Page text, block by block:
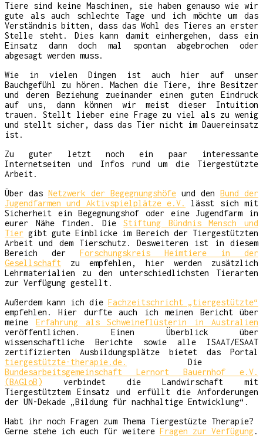
Tiere sind keine Maschinen, sie haben genauso wie wir
gute als auch schlechte Tage und ich möchte um das
Verständnis bitten, dass das Wohl des Tieres an erster
Stelle steht. Dies kann damit einhergehen, dass ein
Einsatz dann doch mal spontan abgebrochen oder
abgesagt werden muss.
Wie in vielen Dingen ist auch hier auf unser
Bauchgefühl zu hören. Machen die Tiere, ihre Besitzer
und deren Beziehung zueinander einen guten Eindruck
auf uns, dann können wir meist dieser Intuition
trauen. Stellt lieber eine Frage zu viel als zu wenig
und stellt sicher, dass das Tier nicht im Dauereinsatz
ist.
Zu guter letzt noch ein paar interessante
Internetseiten und Infos rund um die Tiergestützte
Arbeit.
Über das Netzwerk der Begegnungshöfe und den Bund der
Jugendfarmen und Aktivspielplätze e.V.
lässt sich mit
Sicherheit ein Begegnungshof oder eine Jugendfarm in
eurer Nähe finden. DieStiftung Bündnis Mensch und
Tier gibt gute Einblicke im Bereich der Tiergestützten
Arbeit und dem Tierschutz. Desweiteren ist in diesem
Bereich der Forschungskreis Heimtiere in der
Gesellschaft zu empfehlen, hier werden zusätzlich
Lehrmaterialien zu den unterschiedlichsten Tierarten
zur Verfügung gestellt.
Außerdem kann ich die Fachzeitschricht „tiergestützte“
empfehlen. Hier durfte auch ich meinen Bericht über
meine Erfahrung als Schweineflüsterin in Australien
veröffentlichen. Einen Überblick über
wissenschaftliche Berichte sowie alle ISAAT/ESAAT
zertifizierten Ausbildungsplätze bietet das Portal
tiergestützte-therapie.de.
Die
Bundesarbeitsgemeinschaft Lernort Bauernhof e.V.
(BAGloB) verbindet die Landwirschaft mit
Tiergestütztem Einsatz und erfüllt die Anforderungen
der UN-Dekade „Bildung für nachhaltige Entwicklung“.
Habt ihr noch Fragen zum Thema Tiergestüzte Therapie?
Gerne stehe ich euch für weitere Fragen zur Verfügung.